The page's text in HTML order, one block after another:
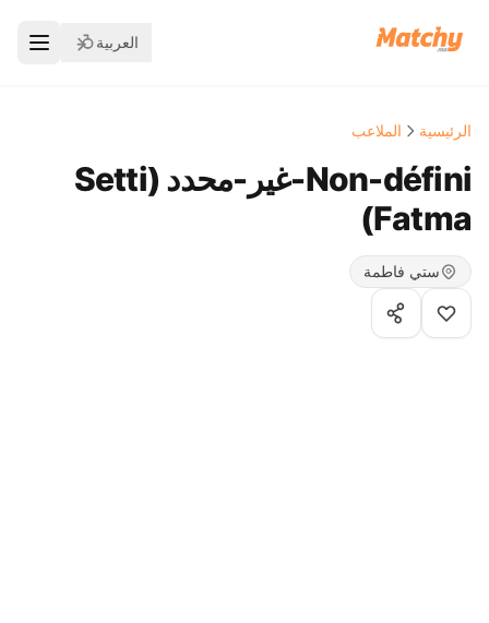
العربية
الرئيسية الملاعب
Non-défini-غير-محدد ( Setti
Fatma)
ستي فاطمة